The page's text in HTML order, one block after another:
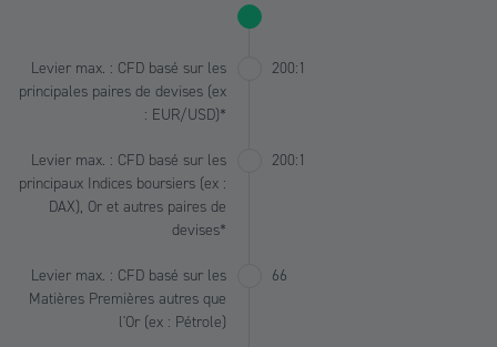
Levier max. : CFD basé sur les
principales paires de devises (ex
: EUR/USD)*
200:1
Levier max. : CFD basé sur les
principaux Indices boursiers (ex :
DAX), Or et autres paires de
devises*
200:1
Levier max. : CFD basé sur les
Matières Premières autres que
l'Or (ex : Pétrole)
66